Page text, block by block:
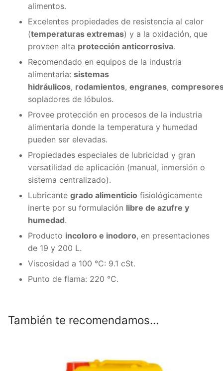
alimentos.
Excelentes propiedades de resistencia al calor
(temperaturas extremas) y a la oxidación, que
proveen alta protección anticorrosiva.
Recomendado en equipos de la industria
alimentaria: sistemas
hidráulicos, rodamientos, engranes,
sopladores de lóbulos.
Provee protección en procesos de la industria
alimentaria donde la temperatura y humedad
pueden ser elevadas.
Propiedades especiales de lubricidad y gran
versatilidad de aplicación (manual, inmersión o
sistema centralizado).
Lubricante grado alimenticio fisiológicamente
inerte por su formulación libre de azufre y
humedad.
Producto incoloro e inodoro, en presentaciones
de 19 y 200 L.
Viscosidad a 100 °C: 9.1 cSt.
Punto de flama: 220 °C.
También te recomendamos…